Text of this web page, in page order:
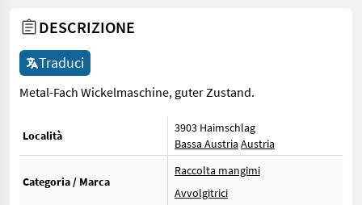
DESCRIZIONE
Traduci
Metal-Fach Wickelmaschine, guter Zustand.
Località
3903 Haimschlag
Bassa Austria Austria
Categoria / Marca
Raccolta mangimi
Avvolgitrici